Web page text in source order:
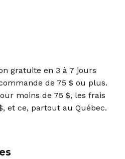
gratuite en 3 à 7 jours
de 75 $ ou plus.
moins de 75 $, les frais
et ce, partout au Québec.